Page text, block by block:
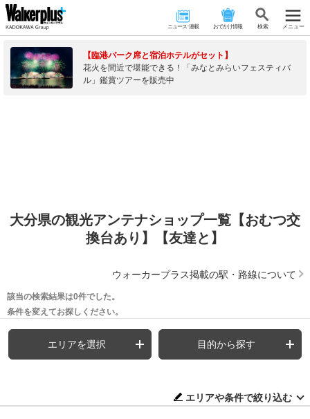
ニュース･連載 おでかけ情報 検 索 メニュー
【臨港パーク席と宿泊ホテルがセット】
花火を間近で堪能できる！「みなとみらいフェスティバ
ル」鑑賞ツアーを販売中
大分県の観光アンテナショップ一覧【おむつ交
換台あり】【友達と】
ウォーカープラス掲載の駅・路線について
該当の検索結果は0件でした。
条件を変えてお探しください。
エリアを選択 目的から探す
エリアや条件で絞り込む